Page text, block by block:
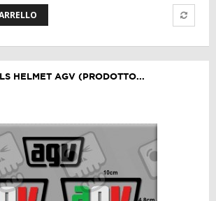
HELMET AGV (PRODOTTO...